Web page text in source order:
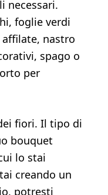
necessari.
foglie verdi
nastro
spago o
per
fiori. Il tipo di
bouquet
lo stai
creando un
potresti